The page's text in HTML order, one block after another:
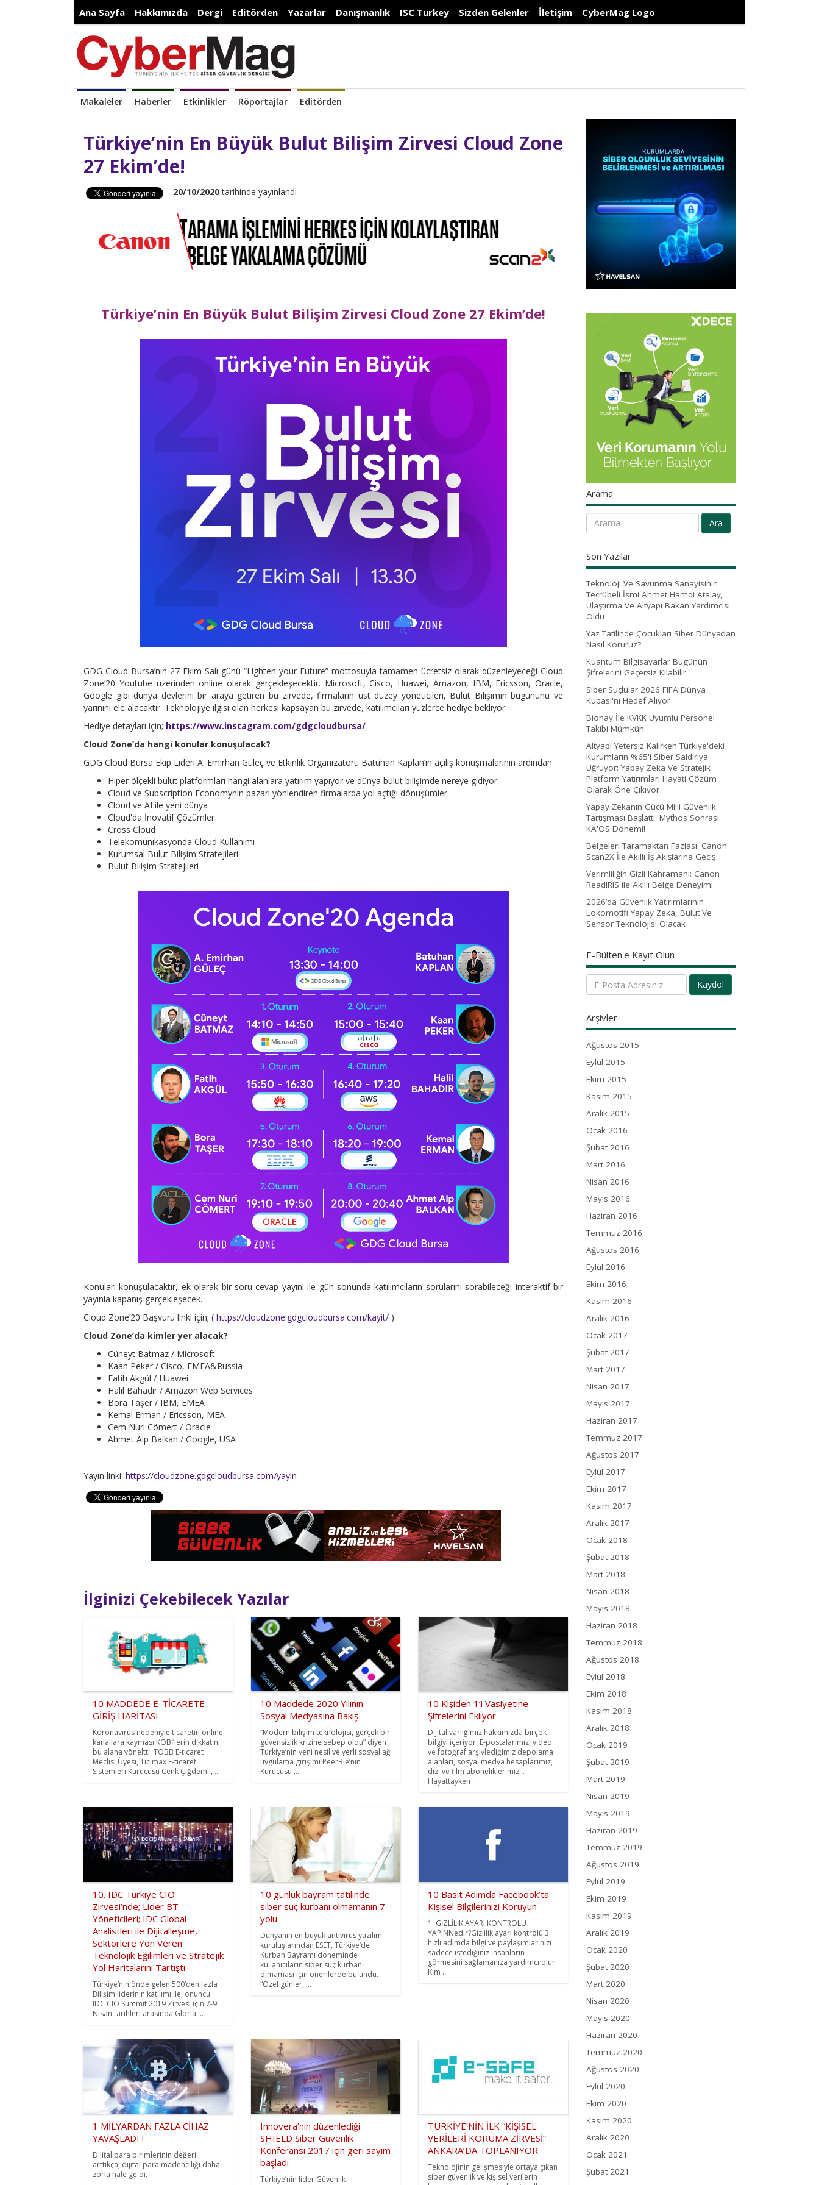
Ana Sayfa Hakkımızda Dergi Editörden Yazarlar Danışmanlık ISC Turkey Sizden Gelenler İletişim CyberMag Logo
Makaleler Haberler Etkinlikler Röportajlar Editörden
Türkiye’nin En Büyük Bulut Bilişim Zirvesi Cloud Zone
27 Ekim’de!
20/10/2020tarihinde yayınlandı
Türkiye’nin En Büyük Bulut Bilişim Zirvesi Cloud Zone 27 Ekim’de!
GDG Cloud Bursa’nın 27 Ekim Salı günü “Lighten your Future” mottosuyla tamamen ücretsiz olarak düzenleyeceği Cloud
Zone’20 Youtube üzerinden online olarak gerçekleşecektir. Microsoft, Cisco, Huawei, Amazon, IBM, Ericsson, Oracle,
Google gibi dünya devlerini bir araya getiren bu zirvede, firmaların üst düzey yöneticileri, Bulut Bilişimin bugününü ve
yarınını ele alacaktır. Teknolojiye ilgisi olan herkesi kapsayan bu zirvede, katılımcıları yüzlerce hediye bekliyor.
Hediye detayları için; https://www.instagram.com/gdgcloudbursa/
Cloud Zone’da hangi konular konuşulacak?
GDG Cloud Bursa Ekip Lideri A. Emirhan Güleç ve Etkinlik Organizatörü Batuhan Kaplan’ın açılış konuşmalarının ardından
Hiper ölçekli bulut platformları hangi alanlara yatırım yapıyor ve dünya bulut bilişimde nereye gidiyor
Cloud ve Subscription Economynin pazarı yönlendiren firmalarda yol açtığı dönüşümler
Cloud ve AI ile yeni dünya
Cloud'da İnovatif Çözümler
Cross Cloud
Telekomünikasyonda Cloud Kullanımı
Kurumsal Bulut Bilişim Stratejileri
Bulut Bilişim Stratejileri
Konuları konuşulacaktır, ek olarak bir soru cevap yayını ile gün sonunda katılımcıların sorularını sorabileceği interaktif bir
yayınla kapanış gerçekleşecek.
Cloud Zone’20 Başvuru linki için; ( https://cloudzone.gdgcloudbursa.com/kayit/ )
Cloud Zone’da kimler yer alacak?
Cüneyt Batmaz / Microsoft
Kaan Peker / Cisco, EMEA&Russia
Fatih Akgül / Huawei
Halil Bahadır / Amazon Web Services
Bora Taşer / IBM, EMEA
Kemal Erman / Ericsson, MEA
Cem Nuri Cömert / Oracle
Ahmet Alp Balkan / Google, USA
Yayın linki: https://cloudzone.gdgcloudbursa.com/yayin
İlginizi Çekebilecek Yazılar
10 MADDEDE E-TİCARETE
GİRİŞ HARİTASI
Koronavirüs nedeniyle ticaretin online
kanallara kayması KOBİ’lerin dikkatini
bu alana yöneltti. TOBB E-ticaret
Meclisi Üyesi, Ticimax E-ticaret
Sistemleri Kurucusu Cenk Çiğdemli, ...
10 Maddede 2020 Yılının
Sosyal Medyasına Bakış
“Modern bilişim teknolojisi, gerçek bir
güvensizlik krizine sebep oldu” diyen
Türkiye’nin yeni nesil ve yerli sosyal ağ
uygulama girişimi PeerBie’nin
Kurucusu ...
10 Kişiden 1’i Vasiyetine
Şifrelerini Ekliyor
Dijital varlığımız hakkımızda birçok
bilgiyi içeriyor. E-postalarımız, video
ve fotoğraf arşivlediğimiz depolama
alanları, sosyal medya hesaplarımız,
dizi ve film aboneliklerimiz…
Hayattayken ...
10. IDC Türkiye CIO
Zirvesi’nde; Lider BT
Yöneticileri; IDC Global
Analistleri ile Dijitalleşme,
Sektörlere Yön Veren
Teknolojik Eğilimleri ve Stratejik
Yol Haritalarını Tartıştı
Türkiye’nin önde gelen 500‘den fazla
Bilişim liderinin katılımı ile, onuncu
IDC CIO Summit 2019 Zirvesi için 7-9
Nisan tarihleri arasında Gloria ...
10 günlük bayram tatilinde
siber suç kurbanı olmamanın 7
yolu
Dünyanın en büyük antivirüs yazılım
kuruluşlarından ESET, Türkiye’de
Kurban Bayramı döneminde
kullanıcıların siber suç kurbanı
olmaması için önerilerde bulundu.
“Özel günler, ...
10 Basit Adımda Facebook’ta
Kişisel Bilgilerinizi Koruyun
1. GİZLİLİK AYARI KONTROLÜ
YAPINNedir?Gizlilik ayarı kontrolü 3
hızlı adımda bilgi ve paylaşımlarınızı
sadece istediğiniz insanların
görmesini sağlamanıza yardımcı olur.
Kim ...
1 MİLYARDAN FAZLA CİHAZ
YAVAŞLADI !
Dijital para birimlerinin değeri
arttıkça, dijital para madenciliği daha
zorlu hale geldi.
Innovera’nın düzenlediği
SHIELD Siber Güvenlik
Konferansı 2017 için geri sayım
başladı
Türkiye’nin lider Güvenlik
TÜRKİYE’NİN İLK “KİŞİSEL
VERİLERİ KORUMA ZİRVESİ”
ANKARA’DA TOPLANIYOR
Teknolojinin gelişmesiyle ortaya çıkan
siber güvenlik ve kişisel verilerin
Arama
Ara
Son Yazılar
Teknoloji Ve Savunma Sanayisinin
Tecrübeli İsmi Ahmet Hamdi Atalay,
Ulaştırma Ve Altyapı Bakan Yardımcısı
Oldu
Yaz Tatilinde Çocukları Siber Dünyadan
Nasıl Koruruz?
Kuantum Bilgisayarlar Bugünün
Şifrelerini Geçersiz Kılabilir
Siber Suçlular 2026 FIFA Dünya
Kupası'nı Hedef Alıyor
Bionay İle KVKK Uyumlu Personel
Takibi Mümkün
Altyapı Yetersiz Kalırken Türkiye'deki
Kurumların %65'i Siber Saldırıya
Uğruyor: Yapay Zeka Ve Stratejik
Platform Yatırımları Hayati Çözüm
Olarak Öne Çıkıyor
Yapay Zekanın Gücü Milli Güvenlik
Tartışması Başlattı: Mythos Sonrası
KA'OS Dönemi!
Belgeleri Taramaktan Fazlası: Canon
Scan2X İle Akıllı İş Akışlarına Geçiş
Verimliliğin Gizli Kahramanı: Canon
ReadIRIS ile Akıllı Belge Deneyimi
2026’da Güvenlik Yatırımlarının
Lokomotifi Yapay Zeka, Bulut Ve
Sensor Teknolojisi Olacak
E-Bülten'e Kayıt Olun
Kaydol
Arşivler
Ağustos 2015
Eylül 2015
Ekim 2015
Kasım 2015
Aralık 2015
Ocak 2016
Şubat 2016
Mart 2016
Nisan 2016
Mayıs 2016
Haziran 2016
Temmuz 2016
Ağustos 2016
Eylül 2016
Ekim 2016
Kasım 2016
Aralık 2016
Ocak 2017
Şubat 2017
Mart 2017
Nisan 2017
Mayıs 2017
Haziran 2017
Temmuz 2017
Ağustos 2017
Eylül 2017
Ekim 2017
Kasım 2017
Aralık 2017
Ocak 2018
Şubat 2018
Mart 2018
Nisan 2018
Mayıs 2018
Haziran 2018
Temmuz 2018
Ağustos 2018
Eylül 2018
Ekim 2018
Kasım 2018
Aralık 2018
Ocak 2019
Şubat 2019
Mart 2019
Nisan 2019
Mayıs 2019
Haziran 2019
Temmuz 2019
Ağustos 2019
Eylül 2019
Ekim 2019
Kasım 2019
Aralık 2019
Ocak 2020
Şubat 2020
Mart 2020
Nisan 2020
Mayıs 2020
Haziran 2020
Temmuz 2020
Ağustos 2020
Eylül 2020
Ekim 2020
Kasım 2020
Aralık 2020
Ocak 2021
Şubat 2021